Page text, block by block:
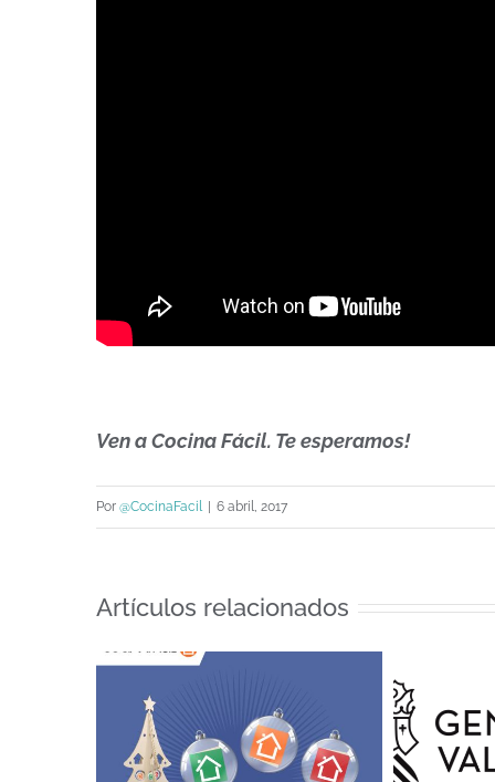
Ven a Cocina Fácil. Te esperamos!
Por @CocinaFacil | 6 abril, 2017
Artículos relacionados